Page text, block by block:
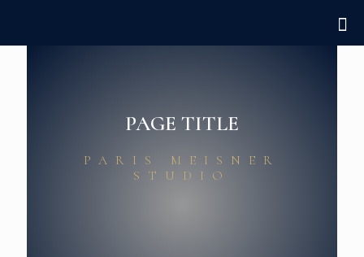
PAGE TITLE
PARIS MEISNER
STUDIO